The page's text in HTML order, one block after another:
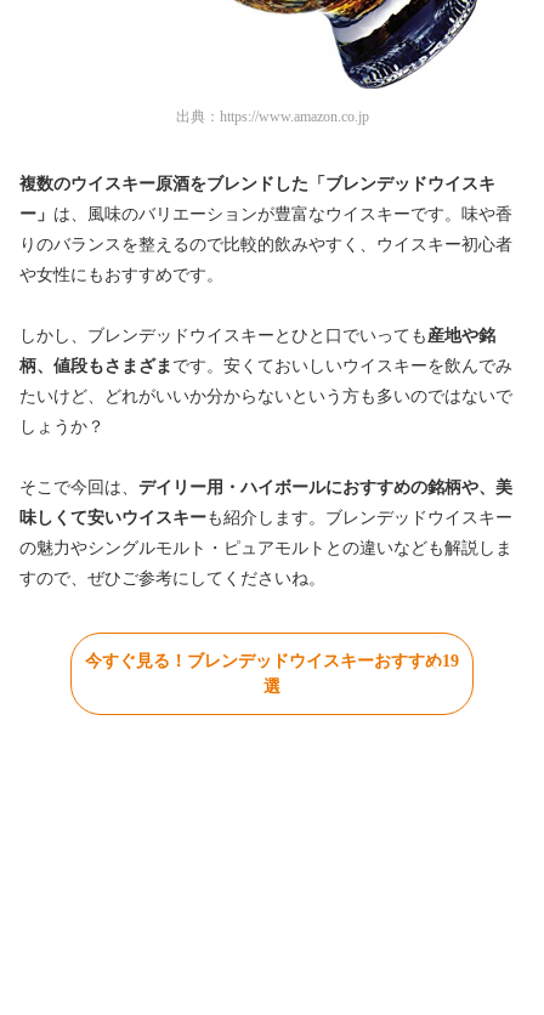
出典： https://www.amazon.co.jp
複数のウイスキー原酒をブレンドした「ブレンデッドウイスキ
ー」 は、風味のバリエーションが豊富なウイスキーです。味や香
りのバランスを整えるので比較的飲みやすく、ウイスキー初心者
や女性にもおすすめです。
しかし、ブレンデッドウイスキーとひと口でいっても産地や銘
柄、値段もさまざま です。安くておいしいウイスキーを飲んでみ
たいけど、どれがいいか分からないという方も多いのではないで
しょうか？
そこで今回は、 デイリー用・ハイボールにおすすめの銘柄や、美
味しくて安いウイスキーも紹介します。ブレンデッドウイスキー
の魅力やシングルモルト・ピュアモルトとの違いなども解説しま
すので、ぜひご参考にしてくださいね。
今すぐ見る！ブレンデッドウイスキーおすすめ19
選